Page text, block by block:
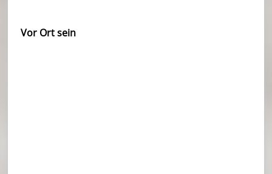
Vor Ort sein